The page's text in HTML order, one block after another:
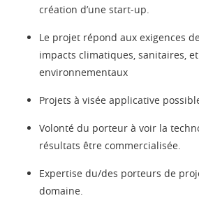
création d’une start-up.
Le projet répond aux exigences
impacts climatiques, sanitaires, et
environnementaux
Projets à visée applicative
Volonté du porteur à voir la
résultats être commercialisée.
Expertise du/des porteurs de
domaine.